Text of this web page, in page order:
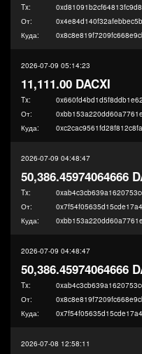
Tx:
От:
Куда:
2026-07-09 05:14:23
11,111.00 DACXI
Tx:
От:
Куда:
2026-07-09 04:48:47
50,386.45974064666
Tx:
От:
Куда:
2026-07-09 04:48:47
50,386.45974064666
Tx:
От:
Куда:
2026-07-08 12:58:11